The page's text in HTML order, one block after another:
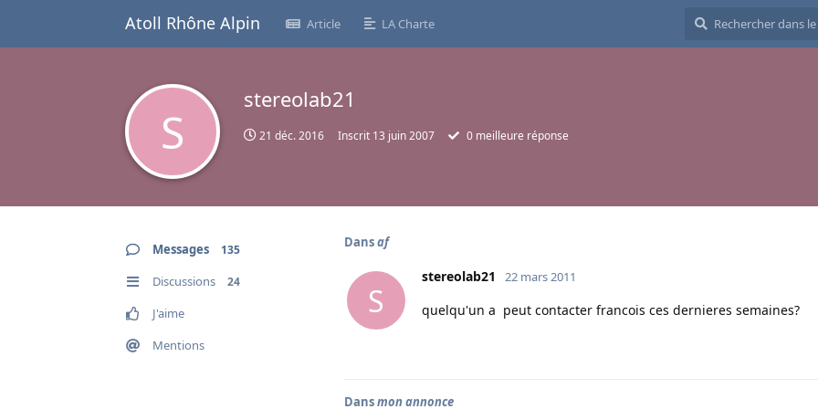
Atoll Rhône Alpin Article LA Charte
S
stereolab21
21 déc. 2016 Inscrit 13 juin 2007 0 meilleure réponse
Messages 135
Discussions 24
J'aime
Mentions
Dansaf
S
stereolab21 22 mars 2011
quelqu'un a peut contacter francois ces dernieres semaines?
Dansmon annonce